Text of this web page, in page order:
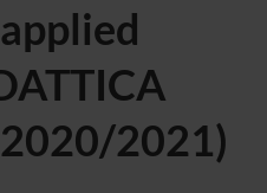
2021)